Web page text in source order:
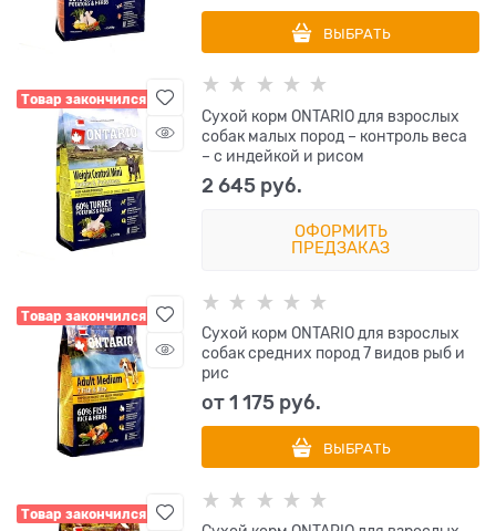
ВЫБРАТЬ
Товар закончился
Сухой корм ONTARIO для взрослых
собак малых пород – контроль веса
– с индейкой и рисом
2 645 руб.
ОФОРМИТЬ
ПРЕДЗАКАЗ
Товар закончился
Сухой корм ONTARIO для взрослых
собак средних пород 7 видов рыб и
рис
от1 175 руб.
ВЫБРАТЬ
Товар закончился